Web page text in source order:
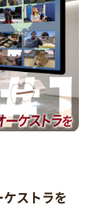
ストラを